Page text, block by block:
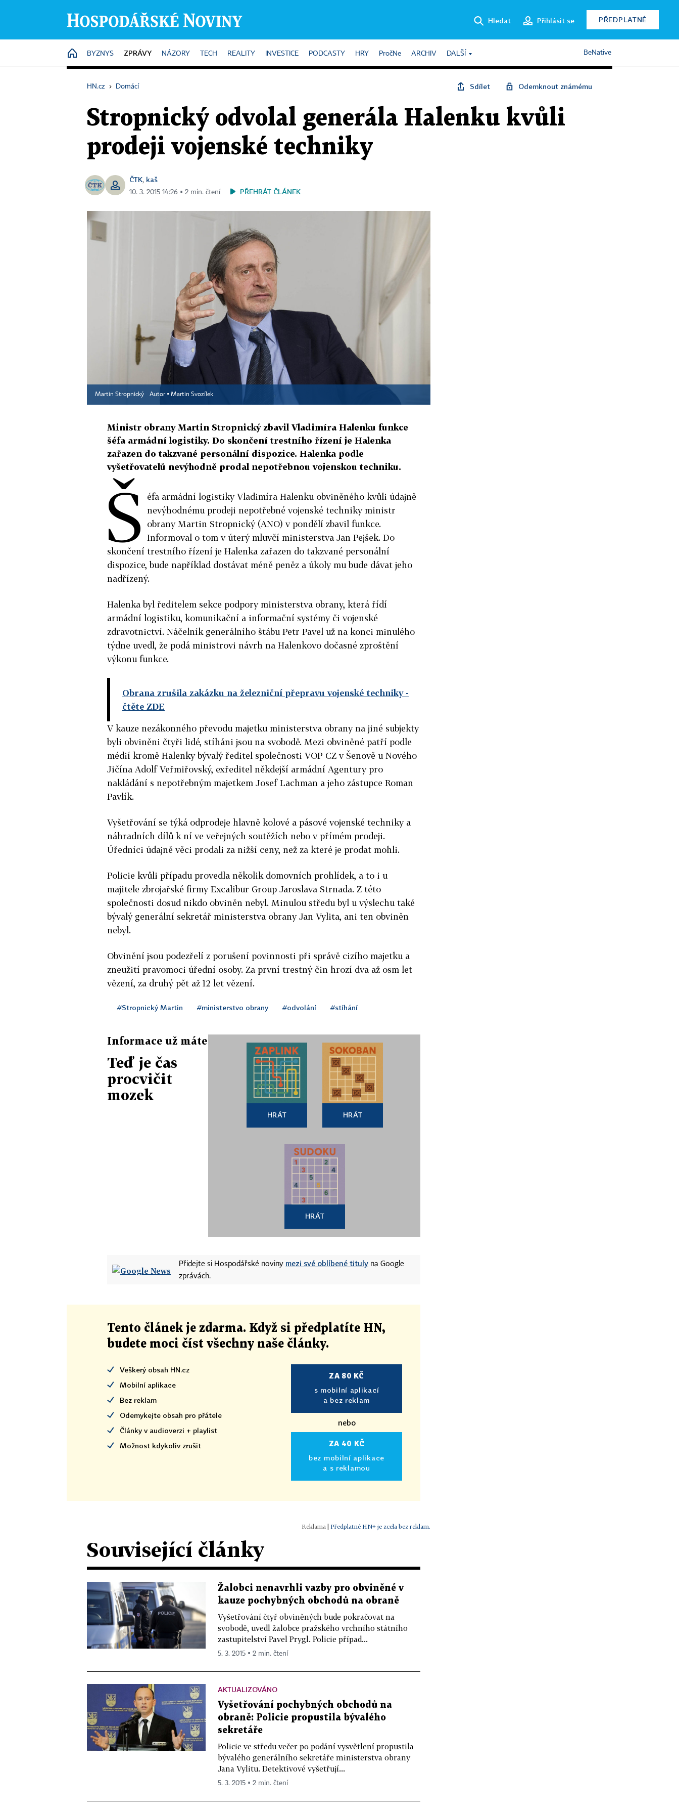
Hledat Přihlásit se PŘEDPLATNÉ
HOME
BYZNYS ZPRÁVY NÁZORY TECH REALITY INVESTICE PODCASTY HRY PročNe ARCHIV DALŠÍ BeNative
HN.cz › Domácí Sdílet Odemknout známému
Stropnický odvolal generála Halenku kvůli
prodeji vojenské techniky
ČTK, kaš
10. 3. 2015 14:26 ▪ 2 min. čtení PŘEHRÁT ČLÁNEK
Martin Stropnický Autor ▪ Martin Svozílek
Ministr obrany Martin Stropnický zbavil Vladimíra Halenku funkce
šéfa armádní logistiky. Do skončení trestního řízení je Halenka
zařazen do takzvané personální dispozice. Halenka podle
vyšetřovatelů nevýhodně prodal nepotřebnou vojenskou techniku.
Š
éfa armádní logistiky Vladimíra Halenku obviněného kvůli údajně
nevýhodnému prodeji nepotřebné vojenské techniky ministr
obrany Martin Stropnický (ANO) v pondělí zbavil funkce.
Informoval o tom v úterý mluvčí ministerstva Jan Pejšek. Do
skončení trestního řízení je Halenka zařazen do takzvané personální
dispozice, bude například dostávat méně peněz a úkoly mu bude dávat jeho
nadřízený.
Halenka byl ředitelem sekce podpory ministerstva obrany, která řídí
armádní logistiku, komunikační a informační systémy či vojenské
zdravotnictví. Náčelník generálního štábu Petr Pavel už na konci minulého
týdne uvedl, že podá ministrovi návrh na Halenkovo dočasné zproštění
výkonu funkce.
Obrana zrušila zakázku na železniční přepravu vojenské techniky-
čtěte ZDE
V kauze nezákonného převodu majetku ministerstva obrany na jiné subjekty
byli obviněni čtyři lidé, stíháni jsou na svobodě. Mezi obviněné patří podle
médií kromě Halenky bývalý ředitel společnosti VOP CZ v Šenově u Nového
Jičína Adolf Veřmiřovský, exředitel někdejší armádní Agentury pro
nakládání s nepotřebným majetkem Josef Lachman a jeho zástupce Roman
Pavlík.
Vyšetřování se týká odprodeje hlavně kolové a pásové vojenské techniky a
náhradních dílů k ní ve veřejných soutěžích nebo v přímém prodeji.
Úředníci údajně věci prodali za nižší ceny, než za které je prodat mohli.
Policie kvůli případu provedla několik domovních prohlídek, a to i u
majitele zbrojařské firmy Excalibur Group Jaroslava Strnada. Z této
společnosti dosud nikdo obviněn nebyl. Minulou středu byl u výslechu také
bývalý generální sekretář ministerstva obrany Jan Vylita, ani ten obviněn
nebyl.
Obvinění jsou podezřelí z porušení povinnosti při správě cizího majetku a
zneužití pravomoci úřední osoby. Za první trestný čin hrozí dva až osm let
vězení, za druhý pět až 12 let vězení.
#Stropnický Martin #ministerstvo obrany #odvolání #stíhání
Informace už máte
Teď je čas
procvičit
mozek
HRÁT HRÁT
HRÁT
Přidejte si Hospodářské noviny mezi své oblíbené tituly na Google
zprávách.
Tento článek je zdarma. Když si předplatíte HN,
budete moci číst všechny naše články.
Veškerý obsah HN.cz
Mobilní aplikace
Bez reklam
Odemykejte obsah pro přátele
Články v audioverzi + playlist
Možnost kdykoliv zrušit
ZA 80 KČ
s mobilní aplikací
a bez reklam
nebo
ZA 40 KČ
bez mobilní aplikace
a s reklamou
| Předplatné HN+ je zcela bez reklam.
Související články
Žalobci nenavrhli vazby pro obviněné v
kauze pochybných obchodů na obraně
Vyšetřování čtyř obviněných bude pokračovat na
svobodě, uvedl žalobce pražského vrchního státního
zastupitelství Pavel Prygl. Policie případ...
5. 3. 2015 ▪ 2 min. čtení
AKTUALIZOVÁNO
Vyšetřování pochybných obchodů na
obraně: Policie propustila bývalého
sekretáře
Policie ve středu večer po podání vysvětlení propustila
bývalého generálního sekretáře ministerstva obrany
Jana Vylitu. Detektivové vyšetřují...
5. 3. 2015 ▪ 2 min. čtení